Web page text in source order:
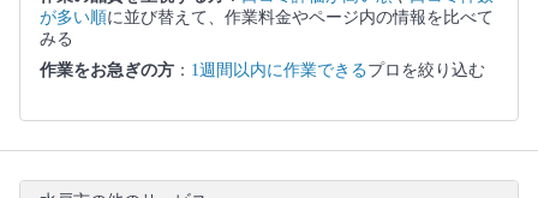
が多い順に並び替えて、作業料金やページ内の情報を比べて
みる
作業をお急ぎの方 ： 1週間以内に作業できるプロを絞り込む